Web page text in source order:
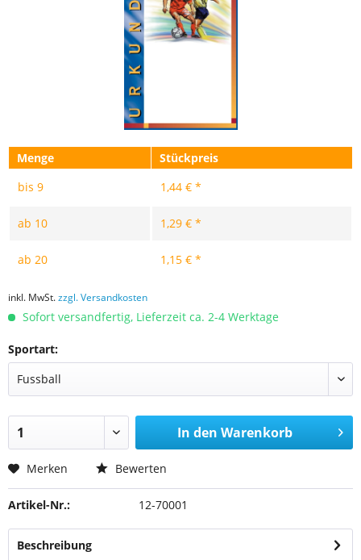
Menge
Stückpreis
bis 9 1,44 € *
ab 10 1,29 € *
ab 20 1,15 € *
inkl. MwSt.zzgl. Versandkosten
Sofort versandfertig, Lieferzeit ca. 2-4 Werktage
Sportart:
In den Warenkorb
Merken Bewerten
Artikel-Nr.: 12-70001
Beschreibung